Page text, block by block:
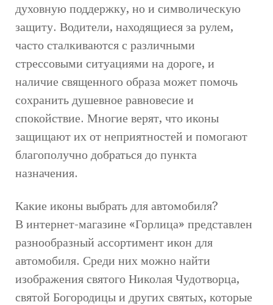
духовную поддержку, но и символическую
защиту. Водители, находящиеся за рулем,
часто сталкиваются с различными
стрессовыми ситуациями на дороге, и
наличие священного образа может помочь
сохранить душевное равновесие и
спокойствие. Многие верят, что иконы
защищают их от неприятностей и помогают
благополучно добраться до пункта
назначения.
Какие иконы выбрать для автомобиля?
В интернет-магазине «Горлица» представлен
разнообразный ассортимент икон для
автомобиля. Среди них можно найти
изображения святого Николая Чудотворца,
святой Богородицы и других святых, которые